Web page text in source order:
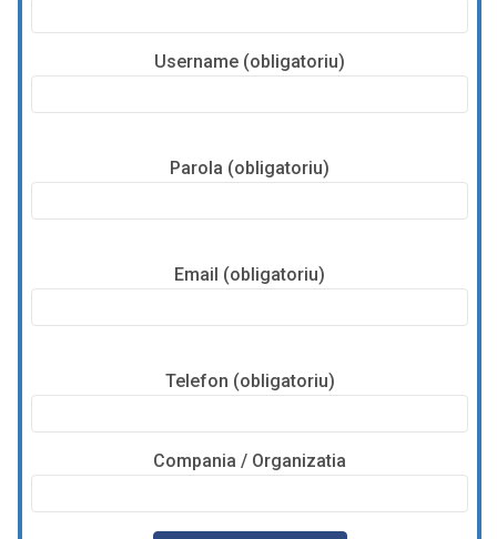
Username (obligatoriu)
Parola (obligatoriu)
Email (obligatoriu)
Telefon (obligatoriu)
Compania / Organizatia